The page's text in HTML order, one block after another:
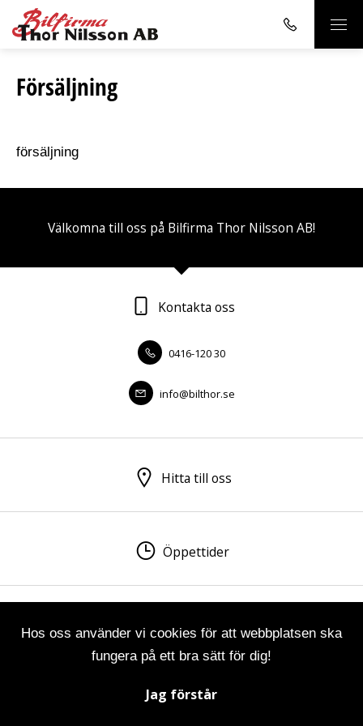
Hos oss använder vi cookies för att webbplatsen ska
fungera på ett bra sätt för dig!
Jag förstår
Försäljning
försäljning
Välkomna till oss på Bilfirma Thor Nilsson AB!
Kontakta oss
0416-120 30
info@bilthor.se
Hitta till oss
Öppettider
© 2026 Bilfirma Thor Nilsson AB. All rights reserved.
Visa sitemap Personuppgiftspolicy